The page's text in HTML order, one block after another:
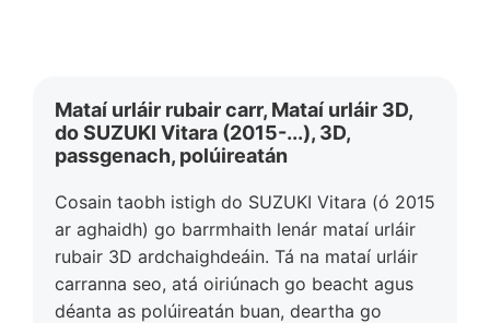
Mataí urláir rubair carr, Mataí urláir 3D,
do SUZUKI Vitara (2015-...), 3D,
passgenach, polúireatán
Cosain taobh istigh do SUZUKI Vitara (ó 2015
ar aghaidh) go barrmhaith lenár mataí urláir
rubair 3D ardchaighdeáin. Tá na mataí urláir
carranna seo, atá oiriúnach go beacht agus
déanta as polúireatán buan, deartha go